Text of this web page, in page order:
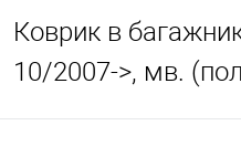
Коврик в
10/2007->, мв.